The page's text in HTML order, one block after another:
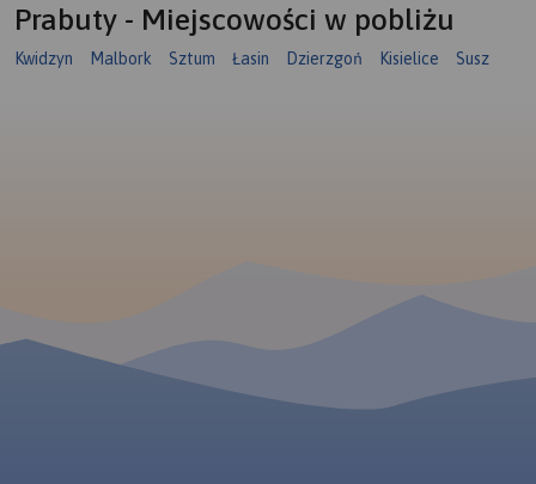
Prabuty - Miejscowości w pobliżu
Kwidzyn Malbork Sztum Łasin Dzierzgoń Kisielice Susz